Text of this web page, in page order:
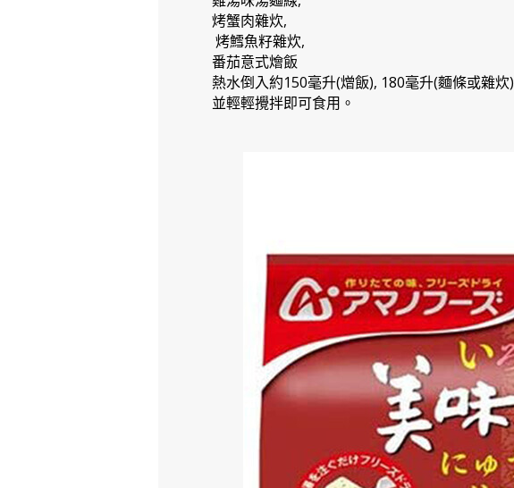
烤蟹肉雜炊,
烤鱈魚籽雜炊,
番茄意式燴飯
熱水倒入約150毫升(熷飯), 180毫升(麵條或雜炊)
並輕輕攪拌即可食用。